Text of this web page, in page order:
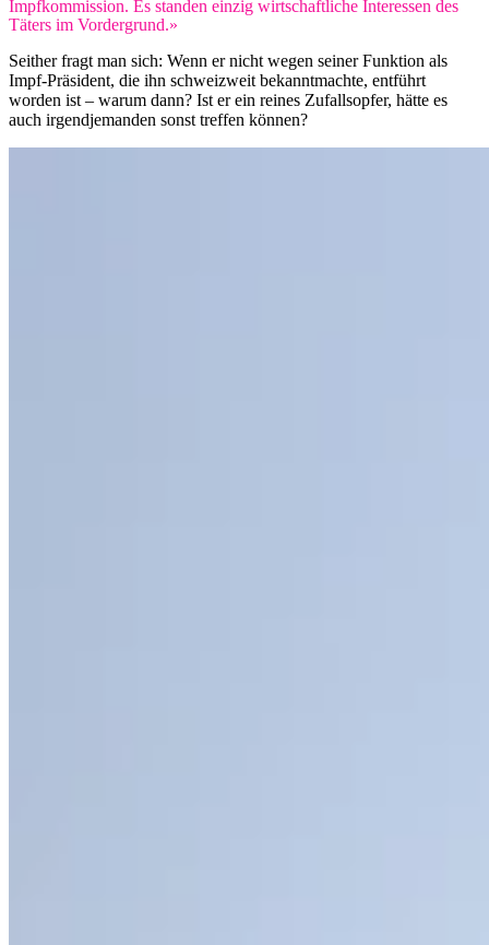
Impfkommission. Es standen einzig wirtschaftliche Interessen des
Täters im Vordergrund.»
Seither fragt man sich: Wenn er nicht wegen seiner Funktion als
Impf-Präsident, die ihn schweizweit bekanntmachte, entführt
worden ist – warum dann? Ist er ein reines Zufallsopfer, hätte es
auch irgendjemanden sonst treffen können?